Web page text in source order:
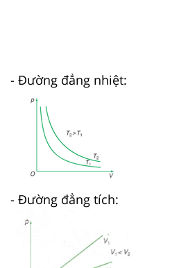
- Đường đẳng nhiệt:
- Đường đẳng tích: